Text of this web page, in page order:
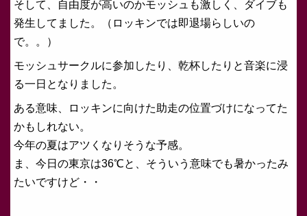
そして、自由度が高いのかモッシュも激しく、ダイブも
発生してました。（ロッキンでは即退場らしいの
で。。）
モッシュサークルに参加したり、乾杯したりと音楽に浸
る一日となりました。
ある意味、ロッキンに向けた助走の位置づけになってた
かもしれない。
今年の夏はアツくなりそうな予感。
ま、今日の東京は36℃と、そういう意味でも暑かったみ
たいですけど・・